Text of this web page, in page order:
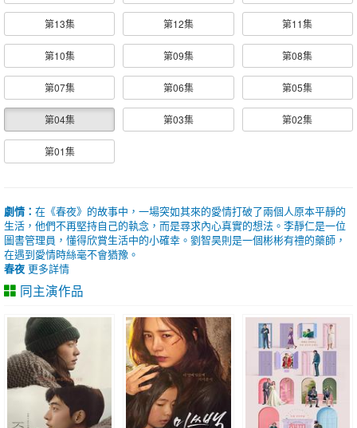
第13集 第12集 第11集
第10集 第09集 第08集
第07集 第06集 第05集
第04集 第03集 第02集
第01集
劇情： 在《春夜》的故事中，一場突如其來的愛情打破了兩個人原本平靜的
生活，他們不再堅持自己的執念，而是尋求內心真實的想法。李靜仁是一位
圖書管理員，懂得欣賞生活中的小確幸。劉智昊則是一個彬彬有禮的藥師，
在遇到愛情時絲毫不會猶豫。
春夜 更多詳情
同主演作品